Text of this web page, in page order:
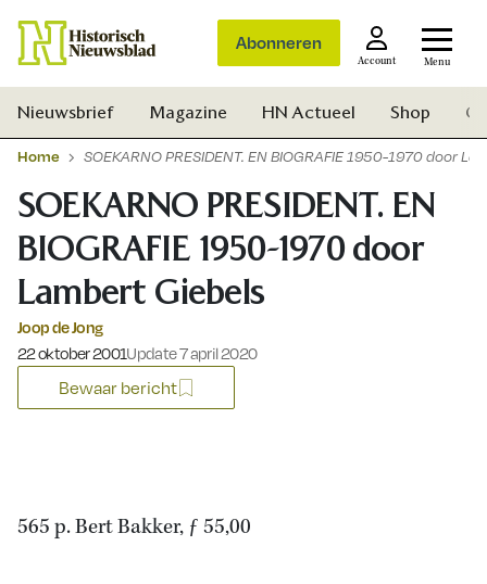
Abonneren
Account Menu
Nieuwsbrief Magazine HN Actueel Shop
Home SOEKARNO PRESIDENT. EN BIOGRAFIE 1950-1970 door
SOEKARNO PRESIDENT. EN
BIOGRAFIE 1950-1970 door
Lambert Giebels
Joop de Jong
Gepubliceerd op:
22 oktober 2001Update 7 april 2020
Bewaar bericht
565 p. Bert Bakker, ƒ 55,00